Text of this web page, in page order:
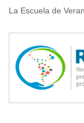
La Escuela de